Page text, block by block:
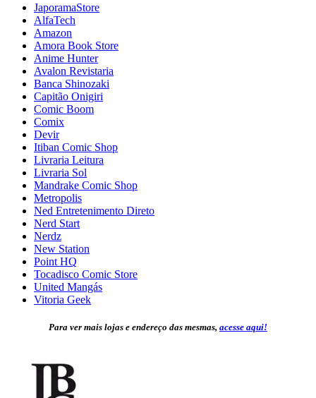
JaporamaStore
AlfaTech
Amazon
Amora Book Store
Anime Hunter
Avalon Revistaria
Banca Shinozaki
Capitão Onigiri
Comic Boom
Comix
Devir
Itiban Comic Shop
Livraria Leitura
Livraria Sol
Mandrake Comic Shop
Metropolis
Ned Entretenimento Direto
Nerd Start
Nerdz
New Station
Point HQ
Tocadisco Comic Store
United Mangás
Vitoria Geek
Para ver mais lojas e endereço das mesmas, acesse aqui!